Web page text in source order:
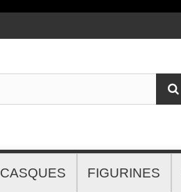
CASQUES FIGURINES